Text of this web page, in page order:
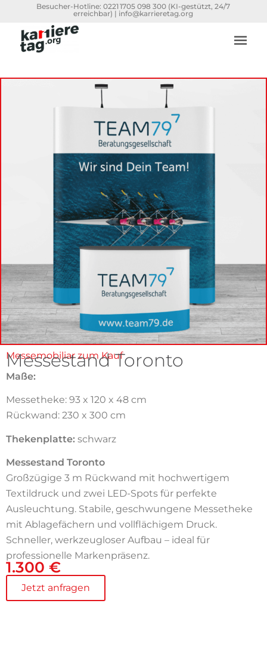
Besucher-Hotline:0221 1705 098 300 (KI-gestützt, 24/7
erreichbar) | info@karrieretag.org
Messemobiliar zum Kauf
Messestand Toronto
Maße:
Messetheke: 93 x 120 x 48 cm
Rückwand: 230 x 300 cm
Thekenplatte: schwarz
Messestand Toronto
Großzügige 3 m Rückwand mit hochwertigem
Textildruck und zwei LED-Spots für perfekte
Ausleuchtung. Stabile, geschwungene Messetheke
mit Ablagefächern und vollflächigem Druck.
Schneller, werkzeugloser Aufbau – ideal für
professionelle Markenpräsenz.
1.300 €
Jetzt anfragen